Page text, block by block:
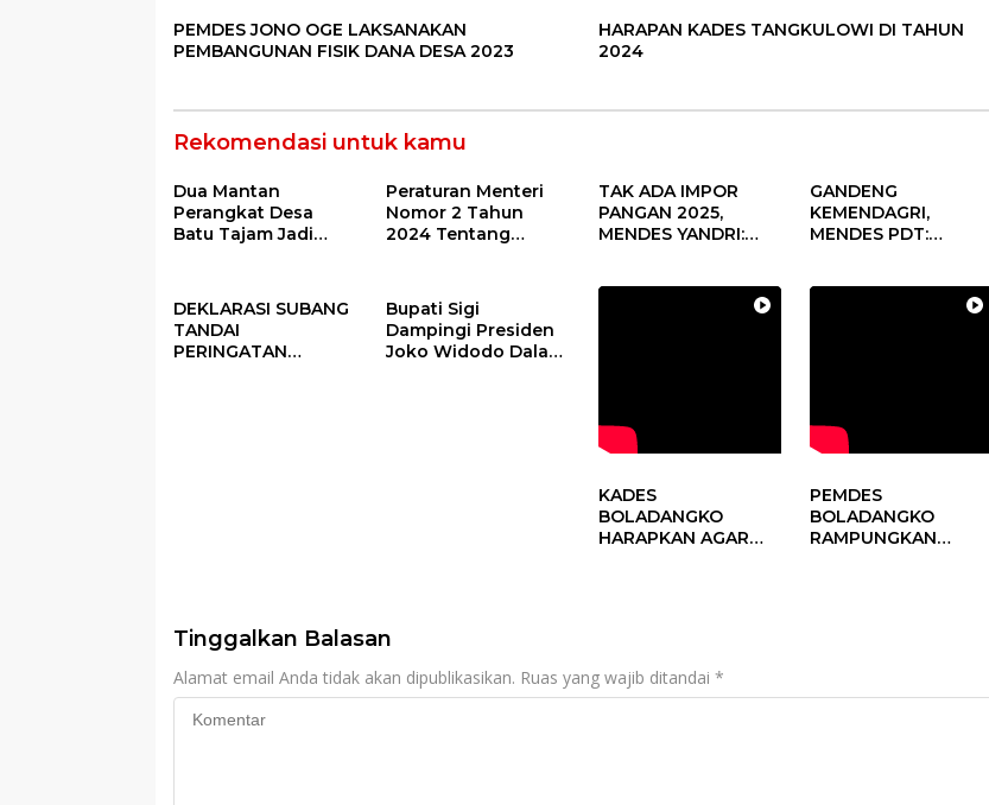
PEMDES JONO OGE LAKSANAKAN
PEMBANGUNAN FISIK DANA DESA 2023
HARAPAN KADES TANGKULOWI DI TAHUN
2024
Rekomendasi untuk kamu
Dua Mantan
Perangkat Desa
Batu Tajam Jadi
Juta
Peraturan Menteri
Nomor 2 Tahun
2024 Tentang
Fokus Penggunaan
Dana Desa Tahun
2025
TAK ADA IMPOR
PANGAN 2025,
MENDES YANDRI:
GANDENG
KEMENDAGRI,
MENDES PDT:
DEKLARASI SUBANG
TANDAI
PERINGATAN
Bupati Sigi
Dampingi Presiden
Joko Widodo Dalam
KADES
BOLADANGKO
HARAPKAN AGAR
PEMDES
BOLADANGKO
RAMPUNGKAN
Tinggalkan Balasan
Alamat email Anda tidak akan dipublikasikan. Ruas yang wajib ditandai *